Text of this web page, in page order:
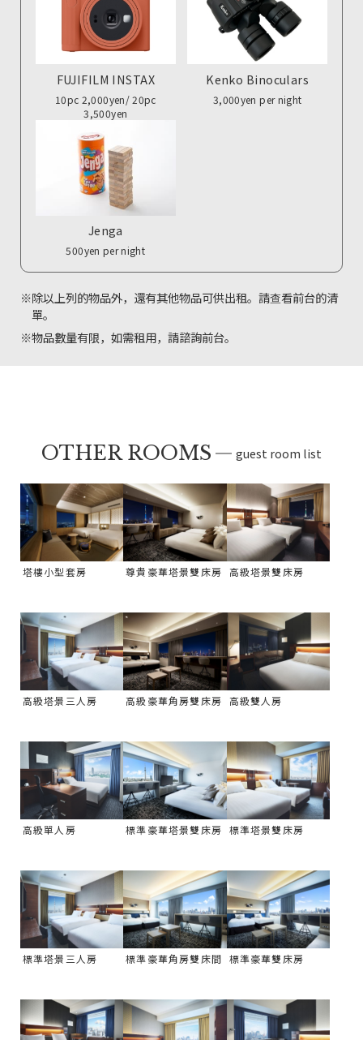
FUJIFILM INSTAX
10pc 2,000yen/ 20pc
3,500yen
Kenko Binoculars
3,000yen per night
Jenga
500yen per night
※除以上列的物品外，還有其他物品可供出租。請查看前台的清
單。
※物品數量有限，如需租用，請諮詢前台。
OTHER ROOMS guest room list
塔樓小型套房 尊貴豪華塔景雙床房 高級塔景雙床房
高級塔景三人房 高級豪華角房雙床房 高級雙人房
高級單人房 標準豪華塔景雙床房 標準塔景雙床房
標準塔景三人房 標準豪華角房雙床間 標準豪華雙床房